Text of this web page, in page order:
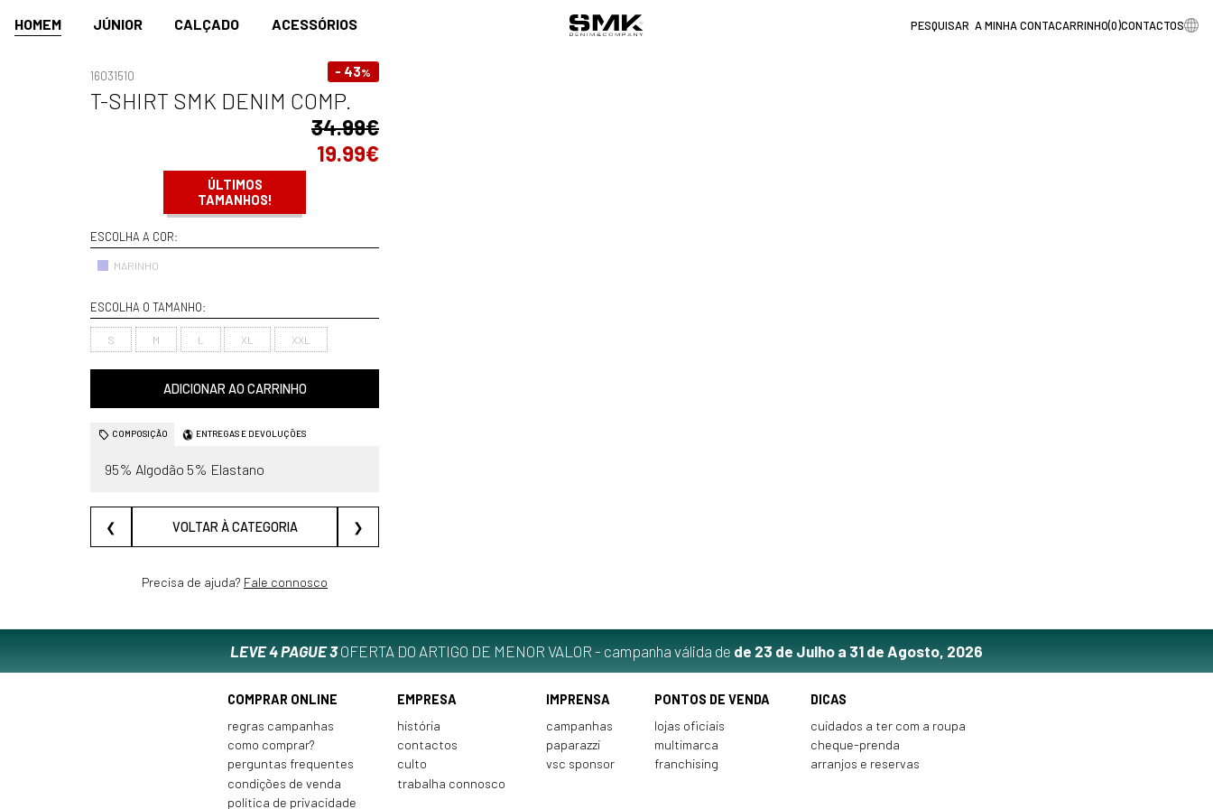
HOMEM JÚNIOR CALÇADO ACESSÓRIOS A MINHA CONTACARRINHO(0)CONTACTOS
- 43%
16031510
T-SHIRT SMK DENIM COMP.
34.99€
19.99€
ÚLTIMOS
TAMANHOS!
ESCOLHA A COR:
MARINHO
ESCOLHA O TAMANHO:
S M L XL XXL
ADICIONAR AO CARRINHO
COMPOSIÇÃO ENTREGAS E DEVOLUÇÕES
95% Algodão 5% Elastano
❮ VOLTAR À CATEGORIA ❯
Precisa de ajuda? Fale connosco
LEVE 4 PAGUE 3OFERTA DO ARTIGO DE MENOR VALOR - campanha válida de de 23 de Julho a 31 de Agosto, 2026
COMPRAR ONLINE
regras campanhas
como comprar?
perguntas frequentes
condições de venda
política de privacidade
EMPRESA
história
contactos
culto
trabalha connosco
IMPRENSA
campanhas
paparazzi
vsc sponsor
PONTOS DE VENDA
lojas oficiais
multimarca
franchising
DICAS
cuidados a ter com a roupa
cheque-prenda
arranjos e reservas